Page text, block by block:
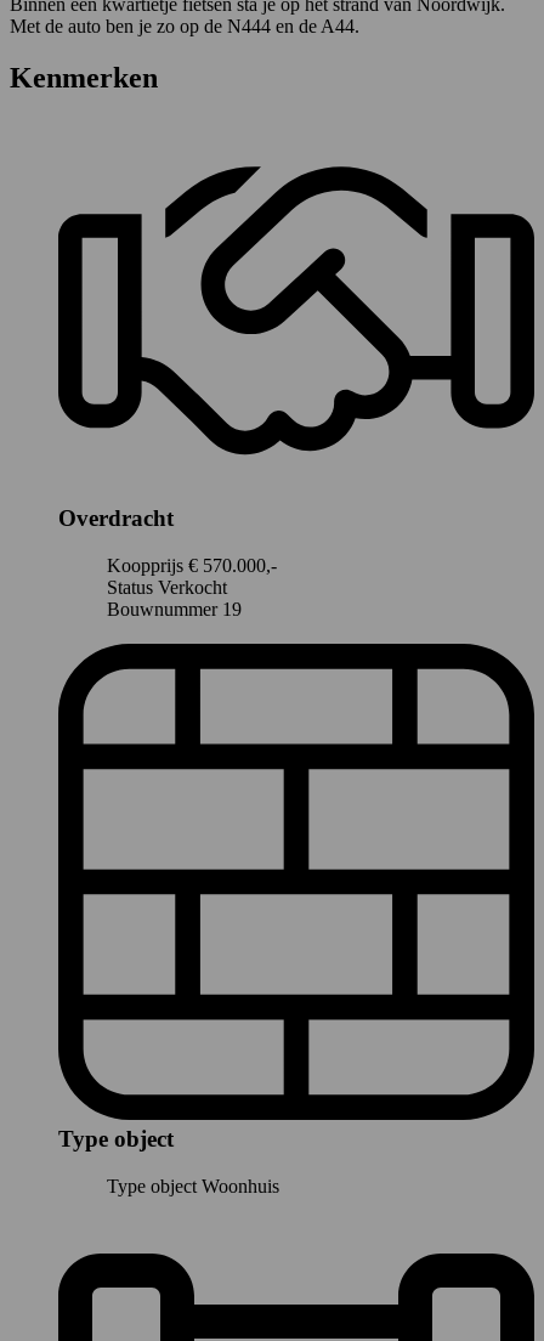
Binnen een kwartietje fietsen sta je op het strand van Noordwijk.
Met de auto ben je zo op de N444 en de A44.
Kenmerken
Overdracht
Koopprijs € 570.000,-
Status Verkocht
Bouwnummer 19
Type object
Type object Woonhuis